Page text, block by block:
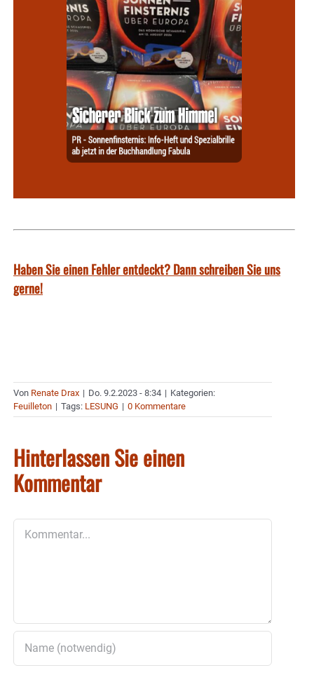
Haben Sie einen Fehler entdeckt? Dann schreiben Sie uns
gerne!
Von Renate Drax | Do. 9.2.2023 - 8:34 | Kategorien:
Feuilleton | Tags: LESUNG | 0 Kommentare
Hinterlassen Sie einen
Kommentar